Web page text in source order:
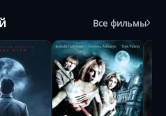
Все фильмы